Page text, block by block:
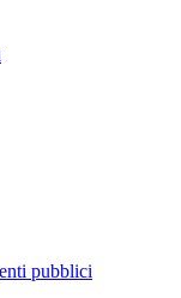
pubblici